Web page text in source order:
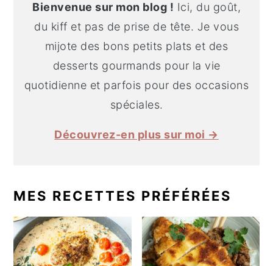
Bienvenue sur mon blog ! Ici, du goût,
du kiff et pas de prise de tête. Je vous
mijote des bons petits plats et des
desserts gourmands pour la vie
quotidienne et parfois pour des occasions
spéciales.
Découvrez-en plus sur moi →
MES RECETTES PRÉFÉRÉES